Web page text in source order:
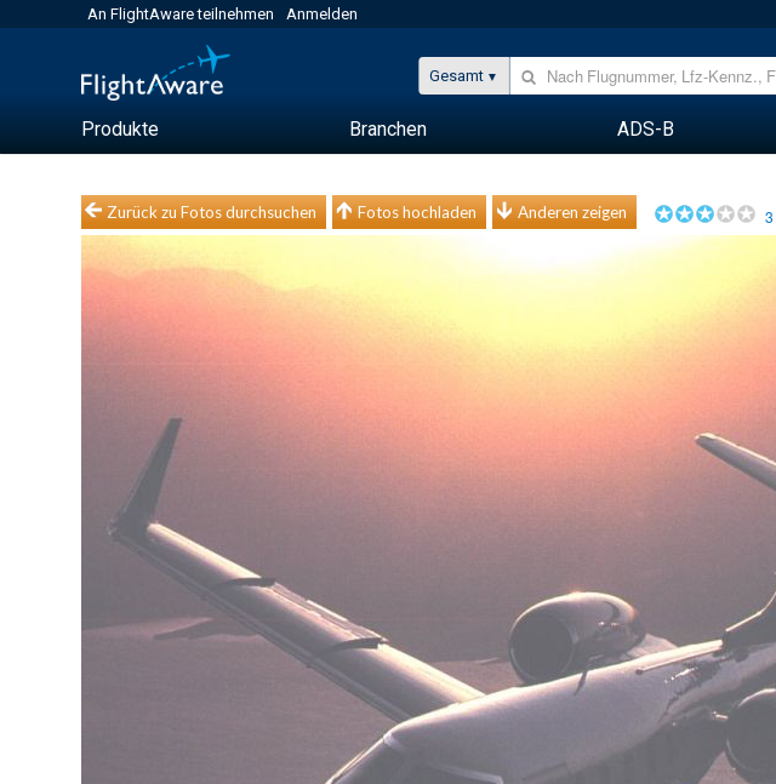
An FlightAware teilnehmen Anmelden
Gesamt
Produkte Branchen ADS-B
Zurück zu Fotos durchsuchen Fotos hochladen Anderen zeigen 3